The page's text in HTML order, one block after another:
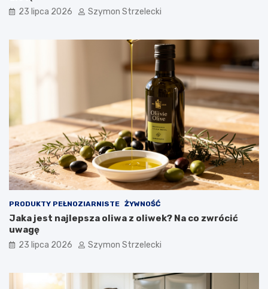
23 lipca 2026 Szymon Strzelecki
PRODUKTY PEŁNOZIARNISTE ŻYWNOŚĆ
Jaka jest najlepsza oliwa z oliwek? Na co zwrócić
uwagę
23 lipca 2026 Szymon Strzelecki